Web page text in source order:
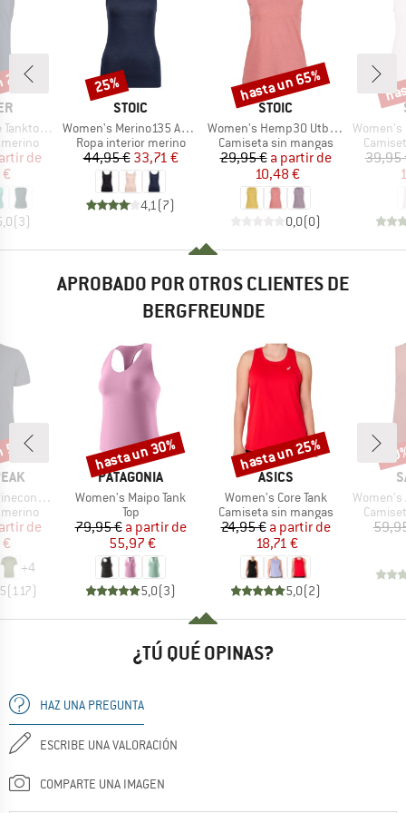
Tencel
reducido
de
(3)
MARCA
STOIC
Artículo
Women's Merino135 AnebySt. Tank
Product group
Ropa interior merino
Precio
44,95 €Precio reducido
33,71 €
4,1 (7)
Descuento
25%
MARCA
STOIC
Artículo
Women's Hemp30 UtbySt. Tank
Product group
Camiseta sin mangas
Precio
29,95 € Precio reducido
a partir de
10,48 €
0,0(0)
Descuento
hasta un 65%
Artículo
Women's
39,95
APROBADO POR OTROS CLIENTES DE
BERGFREUNDE
II T-Shirt
reducido
de
+4
(117)
MARCA
PATAGONIA
Artículo
Women's Maipo Tank
Product group
Top
Precio
79,95 € Precio reducido
a partir de
55,97 €
5,0(3)
Descuento
hasta un 30%
MARCA
ASICS
Artículo
Women's Core Tank
Product group
Camiseta sin mangas
Precio
24,95 € Precio reducido
a partir de
18,71 €
5,0(2)
Descuento
hasta un 25%
Artículo
Women's
¿TÚ QUÉ OPINAS?
HAZ UNA PREGUNTA
ESCRIBE UNA VALORACIÓN
COMPARTE UNA IMAGEN